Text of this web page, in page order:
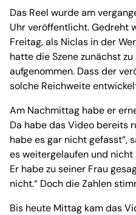
Das Reel wurde am
Uhr veröffentlicht. Gedreht
Freitag, als Niclas in der
hatte die Szene zunächst
aufgenommen. Dass der
solche Reichweite
Am Nachmittag habe er
Da habe das Video bereits
habe es gar nicht gefasst“,
es weitergelaufen und
Er habe zu seiner Frau
nicht.“ Doch die Zahlen
Bis heute Mittag kam das